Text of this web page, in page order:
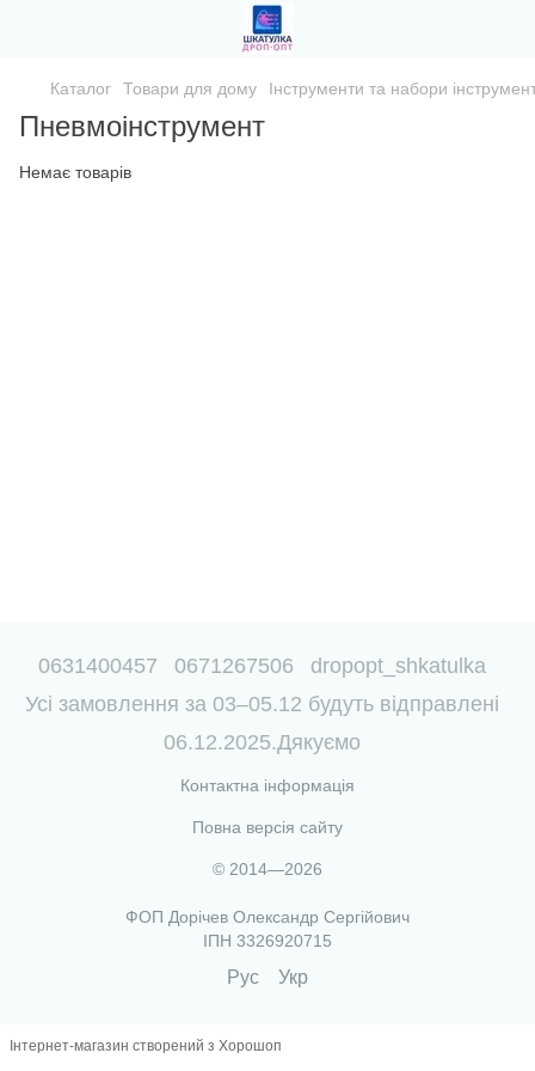
Каталог Товари для дому Інструменти та набори
Пневмоінструмент
Немає товарів
0631400457 0671267506
dropopt_shkatulka
Усі замовлення за 03–05.12 будуть відправлені
06.12.2025.Дякуємо
Контактна інформація
Повна версія сайту
© 2014—2026
ФОП Дорічев Олександр Сергійович
ІПН 3326920715
Рус Укр
Інтернет-магазин створений з Хорошоп